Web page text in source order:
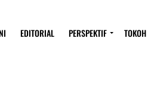
EDITORIAL PERSPEKTIF TOKOH